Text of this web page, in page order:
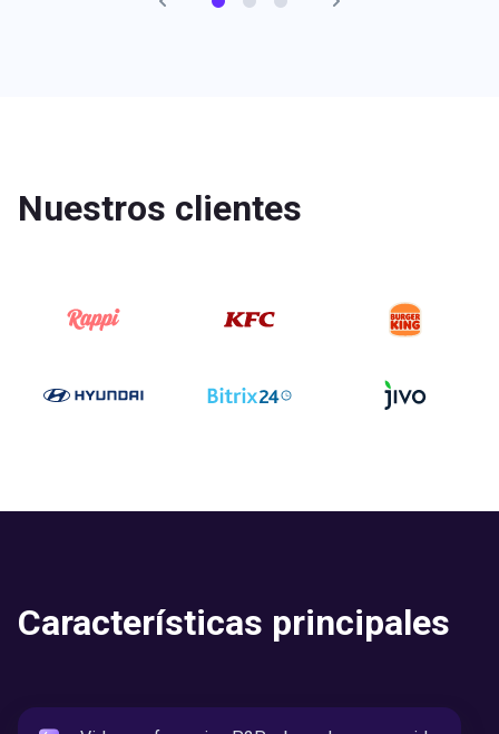
chats de video que son totalmente consistentes con los
Olga Petrunina
Nuestros clientes
Características principales